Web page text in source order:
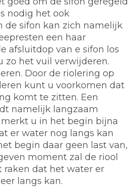
nodig het ook
de sifon kan zich namelijk
een haar
afsluitdop van e sifon los
zo het vuil verwijderen.
Door de riolering op
kunt u voorkomen dat
komt te zitten. Een
namelijk langzaam
u in het begin bijna
er water nog langs kan
begin daar geen last van,
moment zal de riool
raken dat het water er
langs kan.